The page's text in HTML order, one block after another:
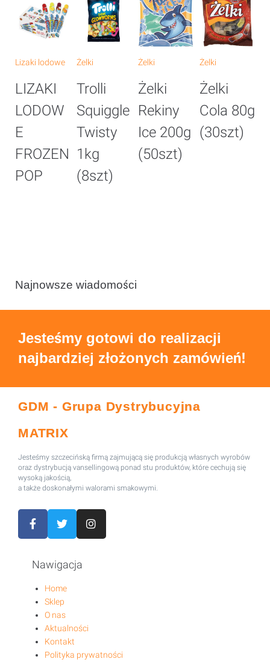
Lizaki lodowe
LIZAKI
LODOW
E
FROZEN
POP
Żelki
Trolli
Squiggle
Twisty
1kg
(8szt)
Żelki
Żelki
Rekiny
Ice 200g
(50szt)
Żelki
Żelki
Cola 80g
(30szt)
Najnowsze wiadomości
Jesteśmy gotowi do realizacji
najbardziej złożonych zamówień!
GDM - Grupa Dystrybucyjna
MATRIX
Jesteśmy szczecińską firmą zajmującą się produkcją własnych wyrobów
oraz dystrybucją vansellingową ponad stu produktów, które cechują się
wysoką jakością,
a także doskonałymi walorami smakowymi.
Nawigacja
Home
Sklep
O nas
Aktualności
Kontakt
Polityka prywatności